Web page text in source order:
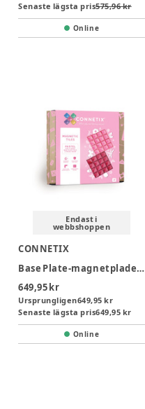
Senaste lägsta pris575,96 kr
Online
Endast i
webbshoppen
CONNETIX
Base Plate-magnetplader 2 stk.-pastel pink & berry
649,95 kr
Ursprungligen649,95 kr
Senaste lägsta pris649,95 kr
Online